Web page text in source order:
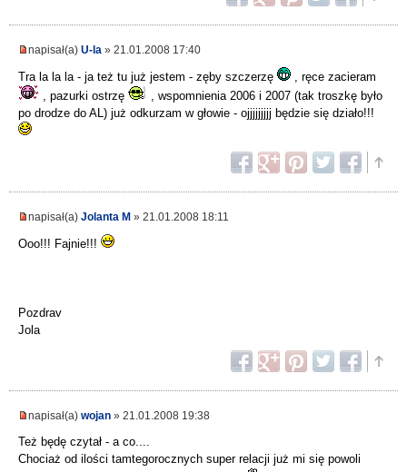
napisał(a) U-la » 21.01.2008 17:40
Tra la la la - ja też tu już jestem - zęby szczerzę
, ręce zacieram
, pazurki ostrzę
, wspomnienia 2006 i 2007 (tak troszkę było
po drodze do AL) już odkurzam w głowie - ojjjjjjjjj będzie się działo!!!
napisał(a) Jolanta M » 21.01.2008 18:11
Ooo!!! Fajnie!!!
Pozdrav
Jola
napisał(a) wojan » 21.01.2008 19:38
Też będę czytał - a co....
Chociaż od ilości tamtegorocznych super relacji już mi się powoli